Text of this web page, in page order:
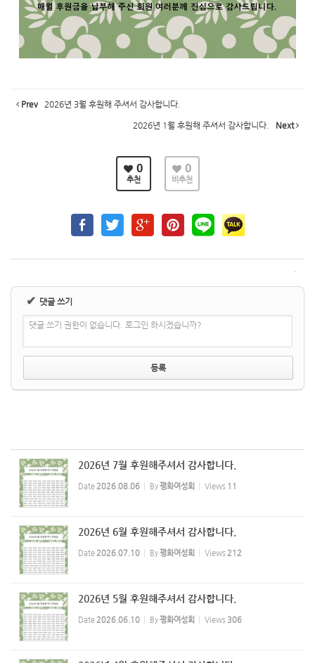
Prev 2026년 3월 후원해 주셔서 감사합니다.
2026년 1월 후원해 주셔서 감사합니다. Next
0
추천
0
비추천
✔ 댓글 쓰기
댓글 쓰기 권한이 없습니다. 로그인 하시겠습니까?
2026년 7월 후원해주셔서 감사합니다.
Date 2026.08.06 By평화여성회 Views 11
2026년 6월 후원해주셔서 감사합니다.
Date 2026.07.10 By평화여성회 Views 212
2026년 5월 후원해주셔서 감사합니다.
Date 2026.06.10 By평화여성회 Views 306